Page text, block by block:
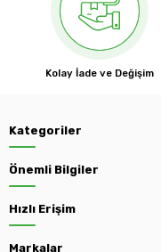
Kolay İade ve Değişim
Kategoriler
Önemli Bilgiler
Hızlı Erişim
Markalar